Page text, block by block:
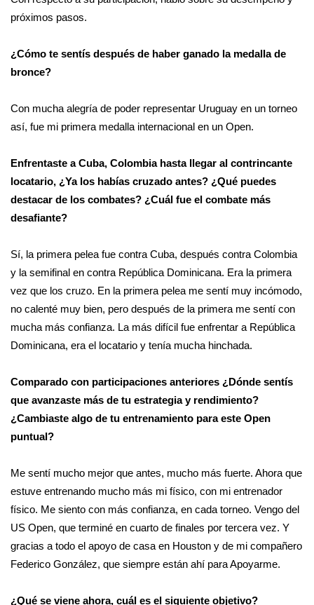
próximos pasos.
¿Cómo te sentís después de haber ganado la medalla de
bronce?
Con mucha alegría de poder representar Uruguay en un torneo
así, fue mi primera medalla internacional en un Open.
Enfrentaste a Cuba, Colombia hasta llegar al contrincante
locatario, ¿Ya los habías cruzado antes? ¿Qué puedes
destacar de los combates? ¿Cuál fue el combate más
desafiante?
Sí, la primera pelea fue contra Cuba, después contra Colombia
y la semifinal en contra República Dominicana. Era la primera
vez que los cruzo. En la primera pelea me sentí muy incómodo,
no calenté muy bien, pero después de la primera me sentí con
mucha más confianza. La más difícil fue enfrentar a República
Dominicana, era el locatario y tenía mucha hinchada.
Comparado con participaciones anteriores ¿Dónde sentís
que avanzaste más de tu estrategia y rendimiento?
¿Cambiaste algo de tu entrenamiento para este Open
puntual?
Me sentí mucho mejor que antes, mucho más fuerte. Ahora que
estuve entrenando mucho más mi físico, con mi entrenador
físico. Me siento con más confianza, en cada torneo. Vengo del
US Open, que terminé en cuarto de finales por tercera vez. Y
gracias a todo el apoyo de casa en Houston y de mi compañero
Federico González, que siempre están ahí para Apoyarme.
¿Qué se viene ahora, cuál es el siguiente objetivo?